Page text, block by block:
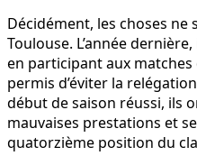
Décidément, les choses ne
Toulouse. L’année
en participant aux
permis d’éviter la
début de saison réussi, ils
mauvaises prestations et
quatorzième position du